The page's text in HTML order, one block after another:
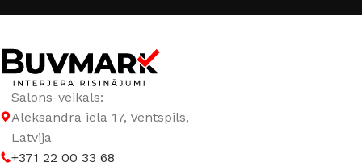
Salons-veikals:
Aleksandra iela 17, Ventspils,
Latvija
+371 22 00 33 68